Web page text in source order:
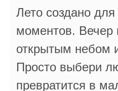
Лето создано
моментов. Вечер
открытым небом
Просто выбери
превратится в